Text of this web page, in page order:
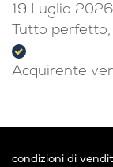
19 Luglio 2026
Tutto
Acquirente
condizioni di